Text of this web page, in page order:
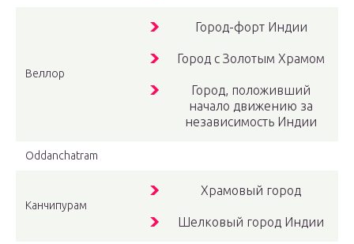
Веллор
Город-форт Индии
Город с Золотым Храмом
Город, положивший
начало движению за
независимость Индии
Oddanchatram
Канчипурам
Храмовый город
Шелковый город Индии